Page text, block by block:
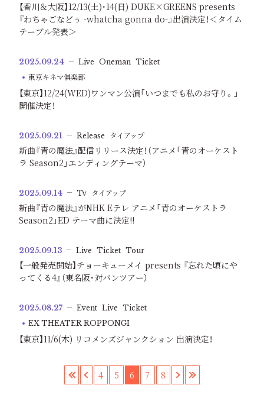
【香川＆大阪】12/13(土)･14(日) DUKE×GREENS presents
『わちゃごなどぅ -whatcha gonna do-』出演決定！＜タイム
テーブル発表＞
2025.09.24 Live Oneman Ticket
東京キネマ俱楽部
【東京】12/24(WED)ワンマン公演「いつまでも私のお守り。」
開催決定！
2025.09.21 Release タイアップ
新曲『青の魔法』配信リリース決定！（アニメ「青のオーケスト
ラ Season2」エンディングテーマ）
2025.09.14 Tv タイアップ
新曲『青の魔法』がNHK Eテレ アニメ「青のオーケストラ
Season2」ED テーマ曲に決定!!
2025.09.13 Live Ticket Tour
【一般発売開始】チョーキューメイ presents 『忘れた頃にや
ってくる4』（東名阪･対バンツアー）
2025.08.27 Event Live Ticket
EX THEATER ROPPONGI
【東京】11/6(木) リコメンズジャンクション 出演決定！
« ‹ 4 5 6 7 8 › »